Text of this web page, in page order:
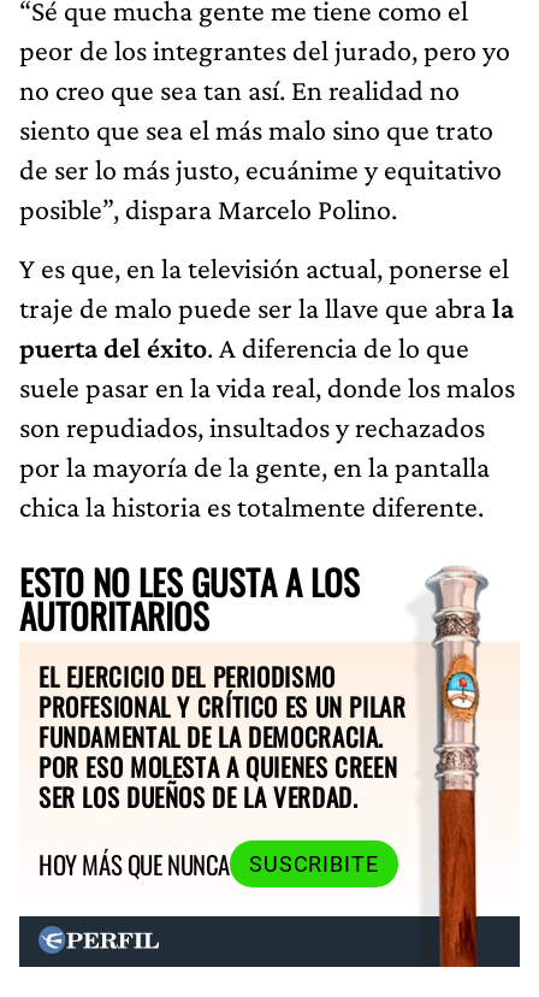
“Sé que mucha gente me tiene como el
peor de los integrantes del jurado, pero yo
no creo que sea tan así. En realidad no
siento que sea el más malo sino que trato
de ser lo más justo, ecuánime y equitativo
posible”, dispara Marcelo Polino.
Y es que, en la televisión actual, ponerse el
traje de malo puede ser la llave que abrala
puerta del éxito. A diferencia de lo que
suele pasar en la vida real, donde los malos
son repudiados, insultados y rechazados
por la mayoría de la gente, en la pantalla
chica la historia es totalmente diferente.
ESTO NO LES GUSTA A LOS
AUTORITARIOS
EL EJERCICIO DEL PERIODISMO
PROFESIONAL Y CRÍTICO ES UN PILAR
FUNDAMENTAL DE LA DEMOCRACIA.
POR ESO MOLESTA A QUIENES CREEN
SER LOS DUEÑOS DE LA VERDAD.
HOY MÁS QUE NUNCA
SUSCRIBITE